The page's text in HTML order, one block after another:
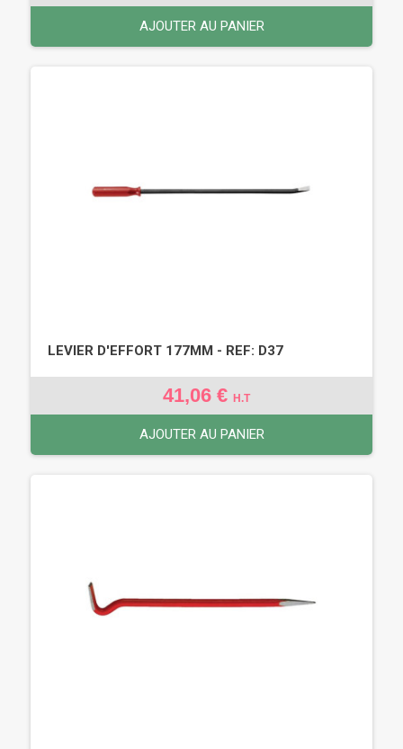
AJOUTER AU PANIER
LEVIER D'EFFORT 177MM - REF: D37
41,06 € H.T
AJOUTER AU PANIER